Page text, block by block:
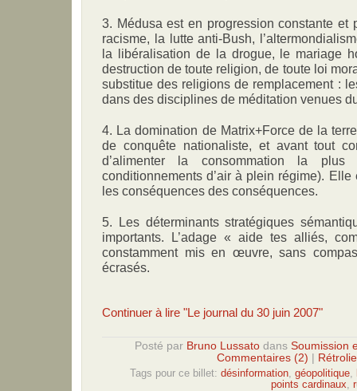
3. Médusa est en progression constante et
racisme, la lutte anti-Bush,
la libéralisation de la drogue, le mariage
destruction de toute religion, de toute loi
substitue des religions de remplacement :
dans des disciplines de méditation venues
4. La domination de Matrix+Force de la
de conquête nationaliste, et avant tout
d’alimenter la consommation la
conditionnements d’air à plein régime).
les conséquences des conséquences.
5. Les déterminants stratégiques
importants. L’adage « aide tes alliés,
constamment mis en œuvre, sans
écrasés.
Continuer à lire "Le journal du 30 juin 2007"
Posté par Bruno Lussatodans Soumission
Commentaires (2)
Tags pour ce billet: désinformation géopolitique
points cardinaux